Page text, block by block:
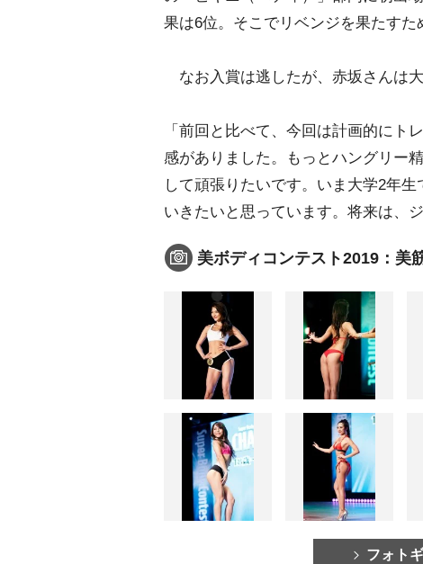
果は6位。そこでリベンジを果たすた
なお入賞は逃したが、赤坂さんは
「前回と比べて、今回は計画的にト
感がありました。もっとハングリー
して頑張りたいです。いま大学2年
いきたいと思っています。将来は、
美ボディコンテスト2019：美
フォト